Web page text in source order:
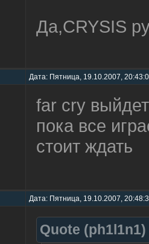
Да,CRYSIS
Дата: Пятница, 19.10.2007,
far cry
пока все
стоит ждать
Дата: Пятница, 19.10.2007,
Quote (ph1l1n1)